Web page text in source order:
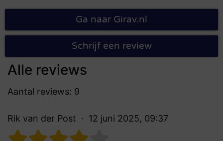
Ga naar Girav.nl
Schrijf een review
Alle reviews
Aantal reviews: 9
Rik van der Post 12 juni 2025, 09:37